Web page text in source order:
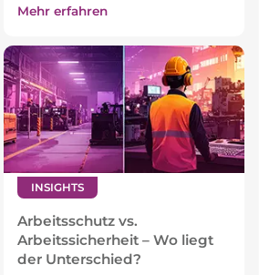
Mehr erfahren
INSIGHTS
Arbeitsschutz vs.
Arbeitssicherheit – Wo liegt
der Unterschied?